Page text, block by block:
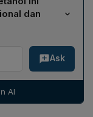
target
pada tahun
dan
untuk
domestik yang
impor bahan
Ask
AI